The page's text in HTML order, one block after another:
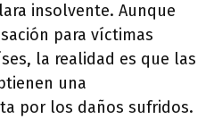
insolvente. Aunque
para víctimas
la realidad es que las
una
por los daños sufridos.